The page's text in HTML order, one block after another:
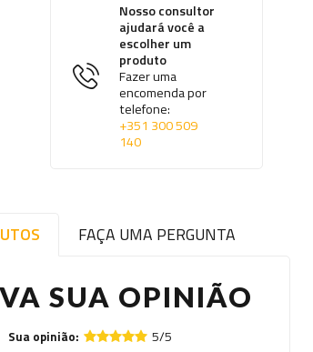
Nosso consultor
ajudará você a
escolher um
produto
Fazer uma
encomenda por
telefone:
+351 300 509
140
FAÇA UMA PERGUNTA
SUA OPINIÃO
Sua opinião: 5/5